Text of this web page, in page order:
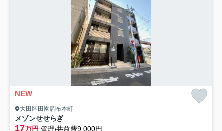
NEW
大田区田園調布本町
メゾンせせらぎ
17万円 管理/共益費9,000円